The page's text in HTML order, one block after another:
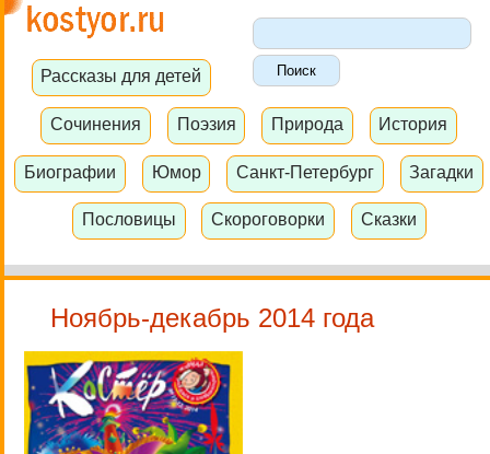
Рассказы для детей
Сочинения Поэзия Природа История
Биографии Юмор Санкт-Петербург Загадки
Пословицы Скороговорки Сказки
Ноябрь-декабрь 2014 года